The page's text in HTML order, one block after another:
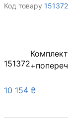
Код товару 151372
151372
10 154 ₴